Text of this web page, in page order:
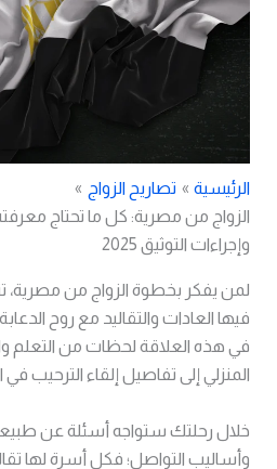
الرئيسية
تصاريح الزواج
الزواج من مصرية: كل ما تحتاج
وإجراءات التوثيق 2025
لمن يفكر بخطوة الزواج من مصرية،
فيها العادات والتقاليد مع روح
في هذه العلاقة لحظات من التعلم
المنزلي إلى تفاصيل إلقاء الترحيب في
خلال رحلتك ستواجه أسئلة عن
وأساليب التواصل؛ فكل أسرة لها